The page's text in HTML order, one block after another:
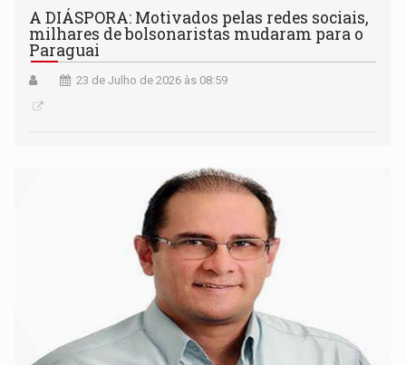
A DIÁSPORA: Motivados pelas redes sociais,
milhares de bolsonaristas mudaram para o
Paraguai
23 de Julho de 2026 às 08:59